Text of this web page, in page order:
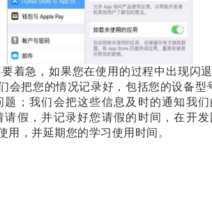
着急，如果您在使用的过程中出现闪
会把您的情况记录好，包括您的设备型
；我们会把这些信息及时的通知我
假，并记录好您请假的时间，在开
用，并延期您的学习使用时间。